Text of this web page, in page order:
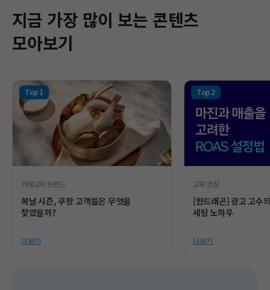
지금 가장 많이 보는 콘텐츠
모아보기
카테고리 트렌드
복날 시즌, 쿠팡 고객들은 무엇을
찾았을까?
더보기
교육 영상
[한드래곤] 광고 고수
세팅 노하우
더보기